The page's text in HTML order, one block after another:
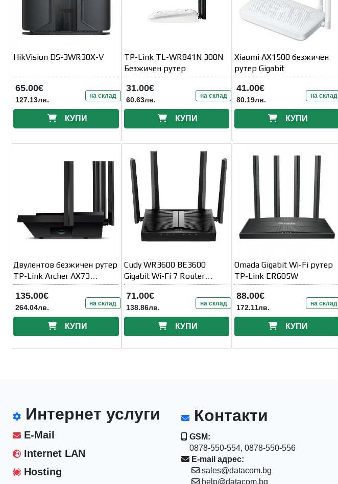
HikVision DS-3WR30X-V
65.00€
127.13лв. на склад
КУПИ
TP-Link TL-WR841N 300N
Безжичен рутер
31.00€
60.63лв. на склад
КУПИ
Xiaomi AX1500 безжичен
рутер Gigabit
41.00€
80.19лв. на склад
КУПИ
Двулентов безжичен рутер
TP-Link Archer AX73
AX5400 Wi-Fi 6
135.00€
264.04лв. на склад
КУПИ
Cudy WR3600 BE3600
Gigabit Wi-Fi 7 Router
2882Mbps at 5GHz +
688Mbps at 2.4GHz
71.00€
138.86лв. на склад
КУПИ
Omada Gigabit Wi-Fi рутер
TP-Link ER605W
88.00€
172.11лв. на склад
КУПИ
Интернет услуги
E-Mail
Internet LAN
Hosting
Контакти
GSM:
0878-550-554, 0878-550-556
E-mail адрес:
sales@datacom.bg
help@datacom.bg